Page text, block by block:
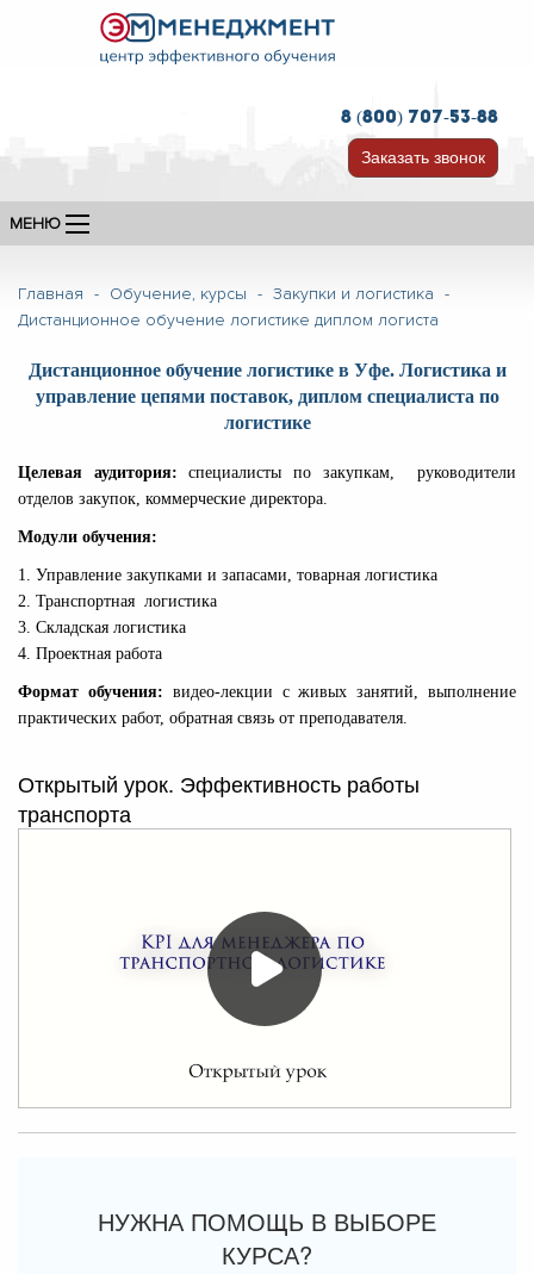
8 (800) 707-53-88
Заказать звонок
МЕНЮ
Главная - Обучение, курсы - Закупки и логистика -
Дистанционное обучение логистике диплом логиста
Дистанционное обучение логистике в Уфе. Логистика и
управление цепями поставок, диплом специалиста по
логистике
Целевая аудитория: специалисты по закупкам, руководители
отделов закупок, коммерческие директора.
Модули обучения:
1. Управление закупками и запасами, товарная логистика
2. Транспортная логистика
3. Складская логистика
4. Проектная работа
Формат обучения: видео-лекции с живых занятий, выполнение
практических работ, обратная связь от преподавателя.
Открытый урок. Эффективность работы
транспорта
НУЖНА ПОМОЩЬ В ВЫБОРЕ
КУРСА?